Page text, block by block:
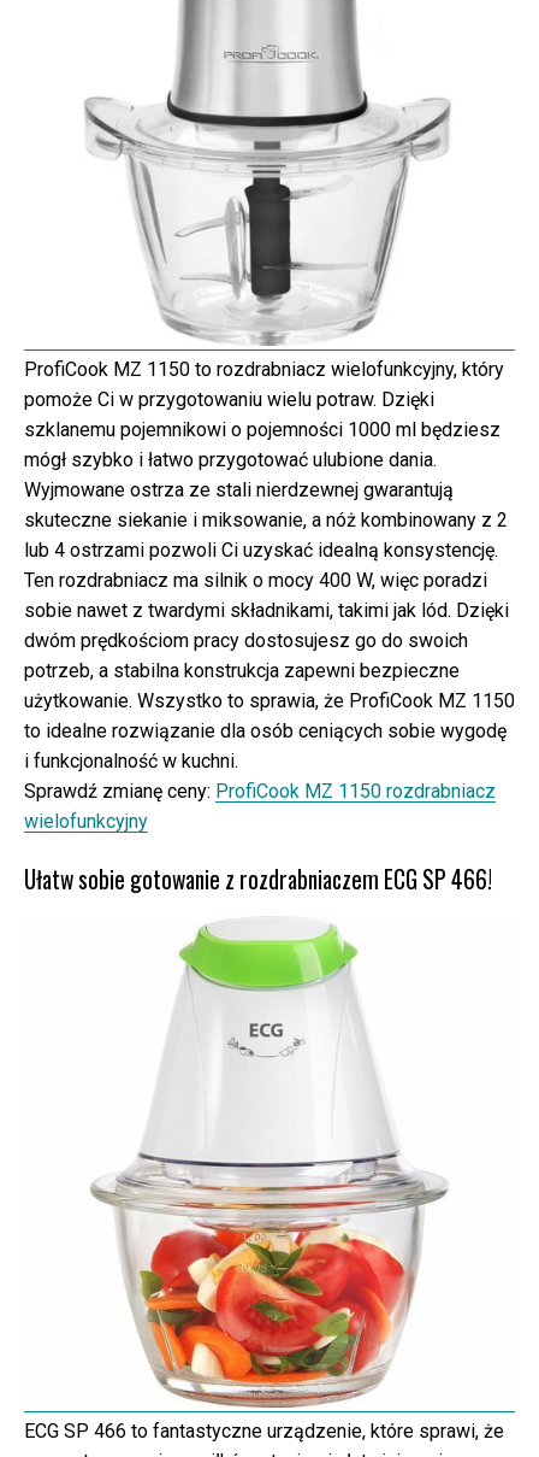
ProfiCook MZ 1150 to rozdrabniacz wielofunkcyjny, który
pomoże Ci w przygotowaniu wielu potraw. Dzięki
szklanemu pojemnikowi o pojemności 1000 ml będziesz
mógł szybko i łatwo przygotować ulubione dania.
Wyjmowane ostrza ze stali nierdzewnej gwarantują
skuteczne siekanie i miksowanie, a nóż kombinowany z 2
lub 4 ostrzami pozwoli Ci uzyskać idealną konsystencję.
Ten rozdrabniacz ma silnik o mocy 400 W, więc poradzi
sobie nawet z twardymi składnikami, takimi jak lód. Dzięki
dwóm prędkościom pracy dostosujesz go do swoich
potrzeb, a stabilna konstrukcja zapewni bezpieczne
użytkowanie. Wszystko to sprawia, że ProfiCook MZ 1150
to idealne rozwiązanie dla osób ceniących sobie wygodę
i funkcjonalność w kuchni.
Sprawdź zmianę ceny: ProfiCook MZ 1150 rozdrabniacz
wielofunkcyjny
Ułatw sobie gotowanie z rozdrabniaczem ECG SP 466!
ECG SP 466 to fantastyczne urządzenie, które sprawi, że